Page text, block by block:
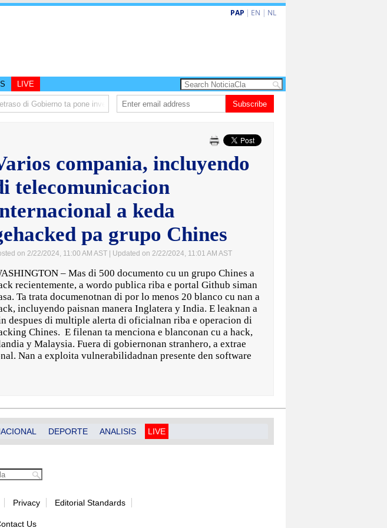
PAP | EN | NL
LIVE
di Gobierno ta pone inversion den Oranjestad na peliger Abelardo de la Espriella a huramenta como
Subscribe
compania, incluyendo
telecomunicacion
a keda
pa grupo Chines
on 2/22/2024, 11:00 AM AST | Updated on 2/22/2024, 11:01 AM AST
– Mas di 500 documento cu un grupo Chines a
recientemente, a wordo publica riba e portal Github siman
Ta trata documenotnan di por lo menos 20 blanco cu nan a
incluyendo paisnan manera Inglatera y India. E leaknan a
despues di multiple alerta di oficialnan riba e operacion di
Chines. E filenan ta menciona e blanconan cu a hack,
y Malaysia. Fuera di gobiernonan stranhero, a extrae
Nan a exploita vulnerabilidadnan presente den software
DEPORTE ANALISIS LIVE
Privacy Editorial Standards
Us